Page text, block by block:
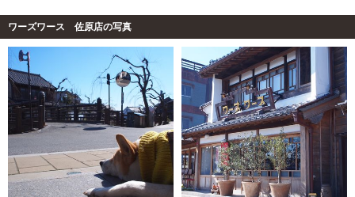
ワーズワース 佐原店の写真